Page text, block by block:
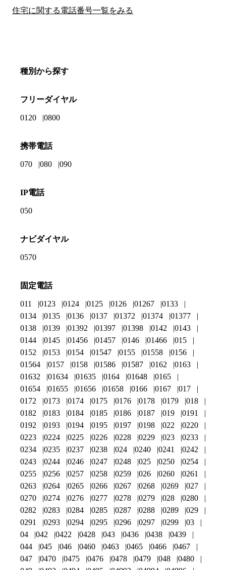
住宅に関する電話番号一覧をみる
種別から探す
フリーダイヤル
0120 0800
携帯電話
070 080 090
IP電話
050
ナビダイヤル
0570
固定電話
011 0123 0124 0125 0126 01267
0133
0134
0135 0136 0137 01372 01374
01377
0138
0139 01392 01397 01398 0142
0143
0144
0145 01456 01457 0146 01466
015
0152
0153 0154 01547 0155 01558
0156
01564
0157 0158 01586 01587 0162
0163
01632
01634 01635 0164 01648
0165
01654
01655 01656 01658 0166 0167
017
0172
0173 0174 0175 0176 0178 0179
018
0182
0183 0184 0185 0186 0187 019
0191
0192
0193 0194 0195 0197 0198 022
0220
0223
0224 0225 0226 0228 0229 023
0233
0234
0235 0237 0238 024 0240 0241
0242
0243
0244 0246 0247 0248 025 0250
0254
0255
0256 0257 0258 0259 026 0260
0261
0263
0264 0265 0266 0267 0268 0269
027
0270
0274 0276 0277 0278 0279 028
0280
0282
0283 0284 0285 0287 0288 0289
029
0291
0293 0294 0295 0296 0297 0299
03
04
042 0422 0428 043 0436 0438
0439
044
045 046 0460 0463 0465 0466
0467
047
0470 0475 0476 0478 0479 048
0480